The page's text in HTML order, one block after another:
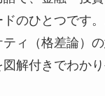
のひとつです。
ティ（格差論）
解付きでわか